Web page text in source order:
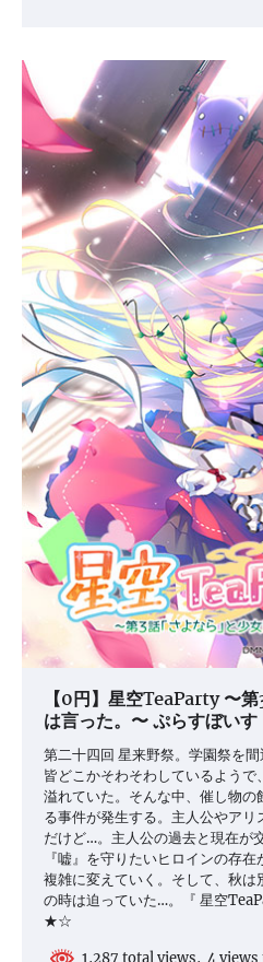
【0円】星空TeaParty 〜
は言った。〜 ぷらすぼいす
第二十四回 星来野祭。学園祭を
皆どこかそわそわしているよう
溢れていた。そんな中、催し物
る事件が発生する。主人公やア
だけど…。主人公の過去と現在が
『嘘』を守りたいヒロインの存
複雑に変えていく。そして、秋
の時は迫っていた…。『 星空
★☆